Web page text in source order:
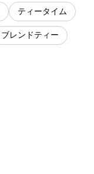
ティータイム
ブレンドティー